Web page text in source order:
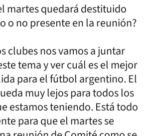
martes quedará destituido
o no presente en la reunión?
clubes nos vamos a juntar
tema y ver cuál es el mejor
para el fútbol argentino. El
muy lejos para todos los
estamos teniendo. Está todo
para que el martes se